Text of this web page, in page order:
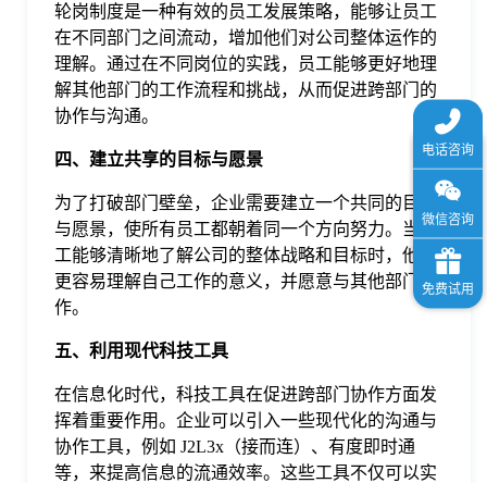
轮岗制度是一种有效的员工发展策略，能够让员工
在不同部门之间流动，增加他们对公司整体运作的
理解。通过在不同岗位的实践，员工能够更好地理
解其他部门的工作流程和挑战，从而促进跨部门的
协作与沟通。
四、建立共享的目标与愿景
为了打破部门壁垒，企业需要建立一个共同的目标
与愿景，使所有员工都朝着同一个方向努力。当员
工能够清晰地了解公司的整体战略和目标时，他们
更容易理解自己工作的意义，并愿意与其他部门合
作。
五、利用现代科技工具
在信息化时代，科技工具在促进跨部门协作方面发
挥着重要作用。企业可以引入一些现代化的沟通与
协作工具，例如 J2L3x（接而连）、有度即时通
等，来提高信息的流通效率。这些工具不仅可以实